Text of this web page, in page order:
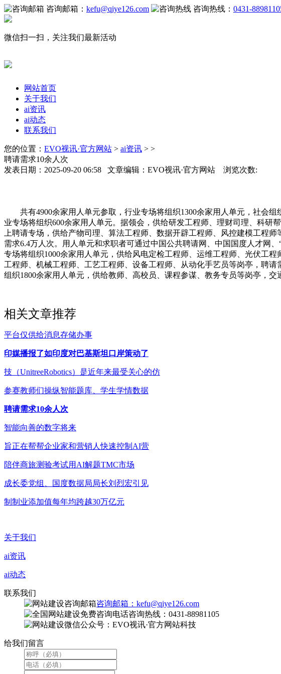
咨询邮箱： kefu@qiye126.com 咨询热线： 0431-
微信扫一扫，关注我们最新活动
网站首页
关于我们
ai资讯
ai动态
联系我们
您的位置： EVO视讯·官方网站 > ai资讯 > >
聘请需求10余人次
发表日期：2025-09-20 06:58 文章编辑：EVO视讯·官方网站 浏览次数:
共有4900余家用人单元参取，行业专场将组织1300余家用人单元，社会组
业专场将组织600余家用人单元。据领会，供给研发工程师、理财司理、科
上聘请专场，供给产物司理、算法工程师、数据开辟工程师、风控建模工程
需求6.4万人次。用人单元和求职者可通过中国公共聘请网、中国国度人才网
专场将组织1000余家用人单元，供给风电定检工程师、运维工程师、光伏工
工程师、机械工程师、工艺工程师、设备工程师、从动化手艺员等岗亭，聘
组织1800余家用人单元，供给教师、高校员、课程参谋、教务专员等岗亭，交
相关文章推荐
平台仅供给消息存储办事
印媒播报了如印度对巴基斯坦口岸策动了
技（UnitreeRobotics）是近年来最受关心的仿
参赛教师们操纵智能题库、学生学情数据
聘请需求10余人次
智能向善的数字将来
旨正在帮帮企业家和营销人快速控制AI营
陪伴商旅测验考试用AI解题TMC市场
成长委党组、国度数据局局长刘烈宏引见
制制业添加值每年均跨越30万亿元
关于我们
ai资讯
ai动态
联系我们
咨询邮箱：kefu@qiye126.com
咨询热线：0431-88981105
微信公众号：EVO视讯·官方网站科技
给我们留言